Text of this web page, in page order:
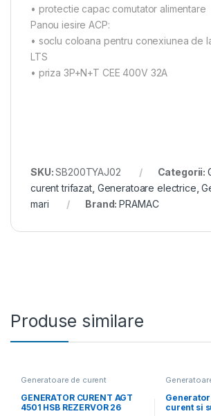
• protectie capac comutator alimentare
Panou iesire ACP:
• soclu coloana pentru conexiunea de
LTS
• priza 3P+N+T CEE 400V 32A
SKU:SB200TYAJ02 Categorii:
curent trifazat, Generatoare electrice ,
mari
Brand:PRAMAC
Produse similare
Generatoare de curent
electrice
GENERATOR CURENT AGT
4501 HSB REZERVOR 26
curent si